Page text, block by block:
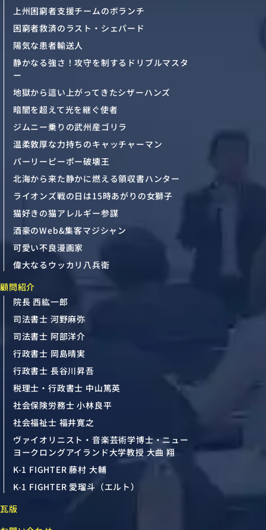
上州困窮者支援チームのボランチ
困窮者救済のラスト・シェパード
陽気な患者輸送人
静かなる強さ！攻守を制するドリブルマスタ
ー
地獄から這い上がってきたシザーハンズ
暗闇を超えて光を継ぐ使者
ジムニー乗りの武州産ゴリラ
温柔敦厚な力持ちのキャッチャーマン
パーリーピーポー破壊王
北海から来た静かに燃える領収書ハンター
ライオンズ戦の日は15時あがりの女獅子
猫好きの猫アレルギー参謀
酒豪のWeb&集客マジシャン
可愛い不良漫画家
偉大なるウッカリ八兵衛
顧問紹介
院長 西紘一郎
司法書士 河野麻弥
司法書士 阿部洋介
行政書士 岡島晴実
行政書士 長谷川昇吾
税理士・行政書士 中山篤英
社会保険労務士 小林良平
社会福祉士 福井寛之
ヴァイオリニスト・音楽芸術学博士・ニュー
ヨークロングアイランド大学教授 大曲 翔
K-1 FIGHTER 藤村 大輔
K-1 FIGHTER 愛瑠斗（エルト）
瓦版